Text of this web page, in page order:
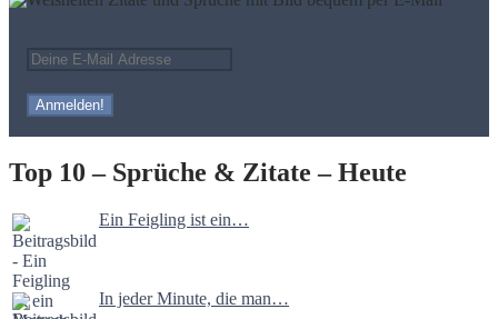
Top 10 – Sprüche & Zitate – Heute
Ein Feigling ist ein…
In jeder Minute, die man…